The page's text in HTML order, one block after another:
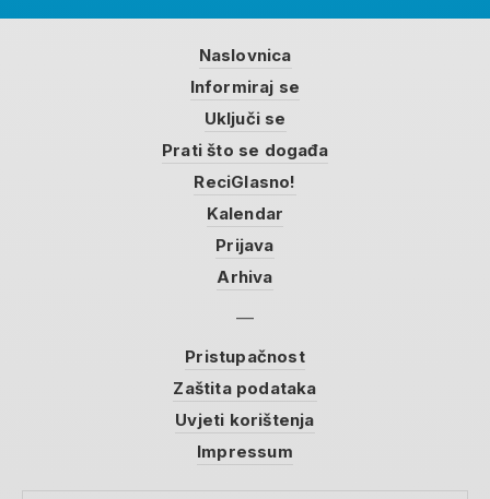
Naslovnica
Informiraj se
Uključi se
Prati što se događa
ReciGlasno!
Kalendar
Prijava
Arhiva
Pristupačnost
Zaštita podataka
Uvjeti korištenja
Impressum